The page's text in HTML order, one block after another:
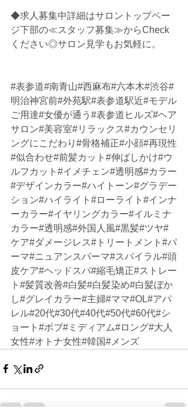
◆求人募集中詳細はサロントップペー
ジ下部の≪スタッフ募集≫からCheck
ください◎サロン見学もお気軽に。
#表参道#南青山#西麻布#六本木#渋谷#
明治神宮前#外苑駅#表参道駅近#モデル
ご用達#女優が通う#表参道ヒルズ#ヘア
サロン#美容室#リラックス#カウンセリ
ングにこだわり#骨格補正#小顔#再現性
#似合わせ#前髪カット#伸ばしかけ#ウ
ルフカット#イメチェン#透明感#カラー
#デザインカラー#ハイトーン#グラデー
ション#ハイライト#ローライト#インナ
ーカラー#イヤリングカラー#イルミナ
カラー#透明感#外国人風#黒髪#ツヤ#
ケア#ダメージレス#トリートメント#パ
ーマ#ニュアンスパーマ#スパイラル#頭
皮ケア#ヘッドスパ#縮毛矯正#ストレー
ト#髪質改善#白髪#白髪染め#白髪ぼか
し#グレイカラー#主婦#ママ#OL#アパ
レル#20代#30代#40代#50代#60代#シ
ョート#ボブ#ミディアム#ロング#大人
女性#オトナ女性#韓国#メンズ